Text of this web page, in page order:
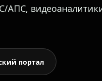
АПС,
портал